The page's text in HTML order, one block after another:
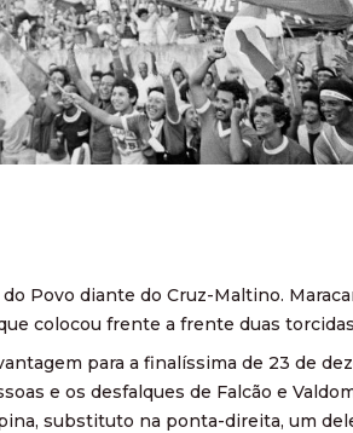
Povo diante do Cruz-Maltino.
colocou frente a frente duas
para a finalíssima de 23 de
e os desfalques de Falcão e
substituto na ponta-direita, um